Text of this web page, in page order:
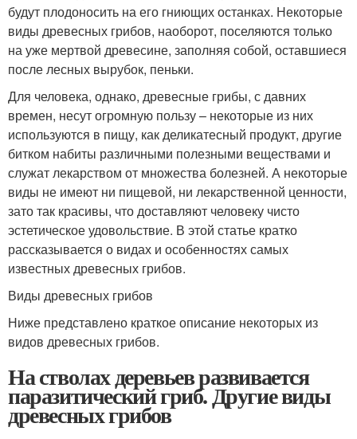
будут плодоносить на его гниющих останках. Некоторые
виды древесных грибов, наоборот, поселяются только
на уже мертвой древесине, заполняя собой, оставшиеся
после лесных вырубок, пеньки.
Для человека, однако, древесные грибы, с давних
времен, несут огромную пользу – некоторые из них
используются в пищу, как деликатесный продукт, другие
битком набиты различными полезными веществами и
служат лекарством от множества болезней. А некоторые
виды не имеют ни пищевой, ни лекарственной ценности,
зато так красивы, что доставляют человеку чисто
эстетическое удовольствие. В этой статье кратко
рассказывается о видах и особенностях самых
известных древесных грибов.
Виды древесных грибов
Ниже представлено краткое описание некоторых из
видов древесных грибов.
На стволах деревьев развивается
паразитический гриб. Другие виды
древесных грибов